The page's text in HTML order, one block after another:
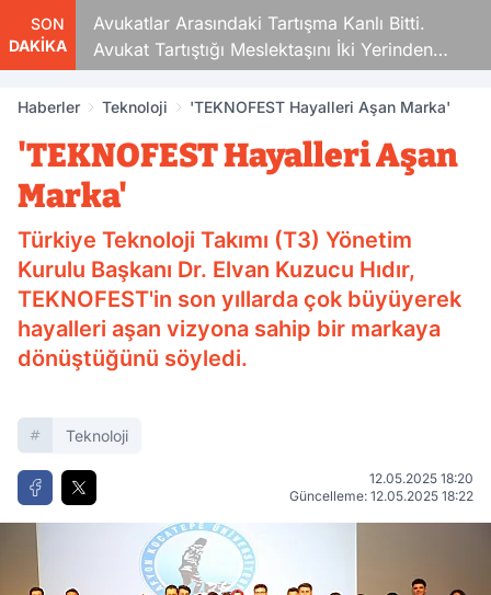
SON
DAKİKA
Arasındaki Tartışma Kanlı Bitti.
Tartıştığı Meslektaşını İki Yerinden
Sigara
Haberler Teknoloji 'TEKNOFEST Hayalleri Aşan Marka'
'TEKNOFEST Hayalleri Aşan
Marka'
Türkiye Teknoloji Takımı (T3) Yönetim
Kurulu Başkanı Dr. Elvan Kuzucu Hıdır,
TEKNOFEST'in son yıllarda çok büyüyerek
hayalleri aşan vizyona sahip bir markaya
dönüştüğünü söyledi.
Teknoloji
12.05.2025 18:20
Güncelleme: 12.05.2025 18:22